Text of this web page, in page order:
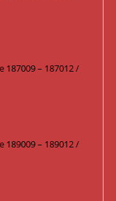
– 187012 /
– 189012 /